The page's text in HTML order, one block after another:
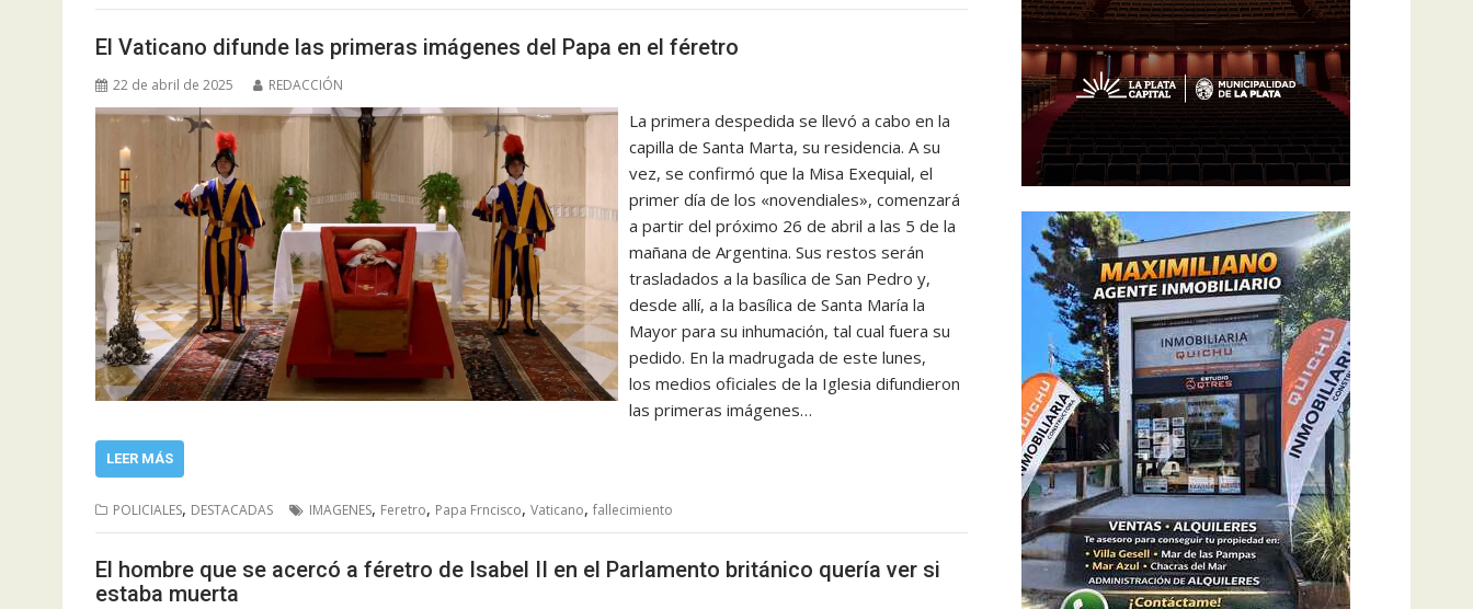
El Vaticano difunde las primeras imágenes del Papa en el féretro
22 de abril de 2025 REDACCIÓN
La primera despedida se llevó a cabo en la
capilla de Santa Marta, su residencia. A su
vez, se confirmó que la Misa Exequial, el
primer día de los «novendiales», comenzará
a partir del próximo 26 de abril a las 5 de la
mañana de Argentina. Sus restos serán
trasladados a la basílica de San Pedro y,
desde allí, a la basílica de Santa María la
Mayor para su inhumación, tal cual fuera su
pedido. En la madrugada de este lunes,
los medios oficiales de la Iglesia difundieron
las primeras imágenes…
LEER MÁS
POLICIALES, DESTACADAS IMAGENES, Feretro, Papa Frncisco, Vaticano, fallecimiento
El hombre que se acercó a féretro de Isabel II en el Parlamento británico quería ver si
estaba muerta